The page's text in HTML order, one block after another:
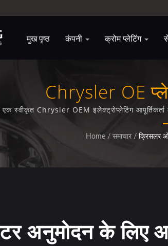
मुख पृष्ठ कंपनी क्रोम प्लेटिंग
Chrysler OE
स्वीकृत Chrysler OEM इलेक्ट्रोप्लेटिंग आपूर्तिकर्ता
Home / समाचार / क्रिसलर
अनुमोदन के लिए